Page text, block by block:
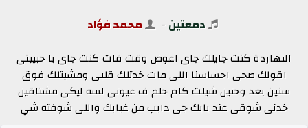
دمعتين - محمد فؤاد
النهاردة كنت جايلك جاى اعوض وقت فات كنت جاى يا حبيبتى
اقولك صحى احساسنا اللى مات خدتلك قلبى ومشيتلك فوق
سنين بعد وحنين شيلت كام حلم ف عيونى لسه ليكى مشتاقين
خدنى شوقى عند بابك جى دايب من غيابك واللى شوفته شي